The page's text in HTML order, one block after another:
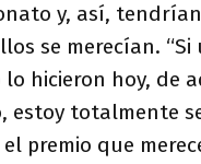
y, así,
se merecían. “Si
lo hicieron hoy, de
estoy totalmente
premio que